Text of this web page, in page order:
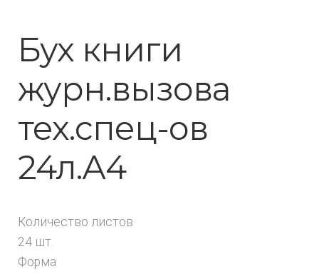
Бух книги
журн.вызова
тех.спец-ов
24л.А4
Количество листов
24 шт.
Форма